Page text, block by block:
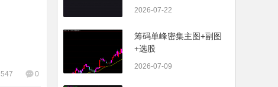
0
547
2026-07-22
筹码单峰密集主图+副图
+选股
2026-07-09